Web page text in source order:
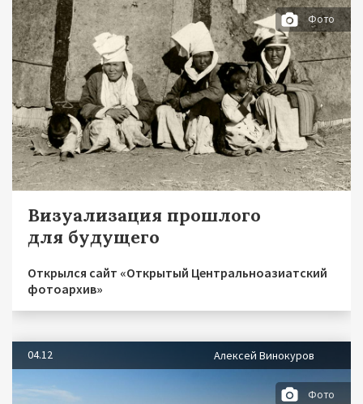
Фото
Визуализация прошлого
для будущего
Открылся сайт «Открытый Центральноазиатский
фотоархив»
04.12 Алексей Винокуров
Фото